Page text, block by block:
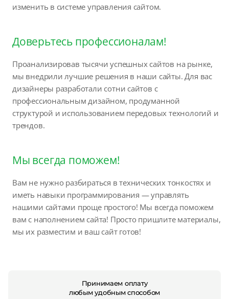
изменить в системе управления сайтом.
Доверьтесь профессионалам!
Проанализировав тысячи успешных сайтов на рынке,
мы внедрили лучшие решения в наши сайты. Для вас
дизайнеры разработали сотни сайтов с
профессиональным дизайном, продуманной
структурой и использованием передовых технологий и
трендов.
Мы всегда поможем!
Вам не нужно разбираться в технических тонкостях и
иметь навыки программирования — управлять
нашими сайтами проще простого! Мы всегда поможем
вам с наполнением сайта! Просто пришлите материалы,
мы их разместим и ваш сайт готов!
Принимаем оплату
любым удобным способом